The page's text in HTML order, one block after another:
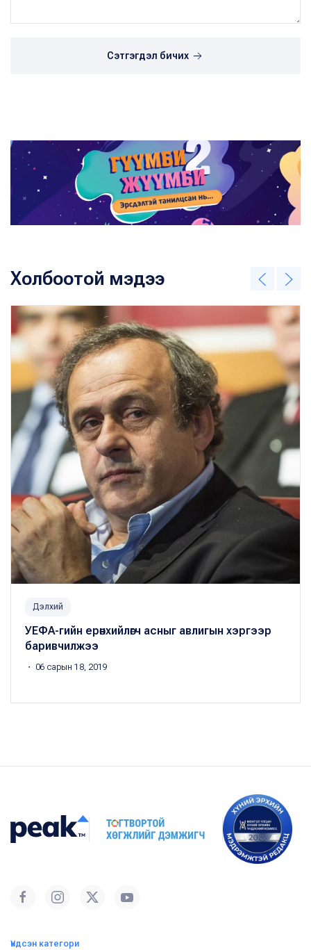
Сэтгэгдэл бичих
Холбоотой мэдээ
Дэлхий
УЕФА-гийн ерөнхийлөгч асныг авлигын хэргээр
баривчилжээ
・ 06 сарын 18, 2019
Үндсэн категори